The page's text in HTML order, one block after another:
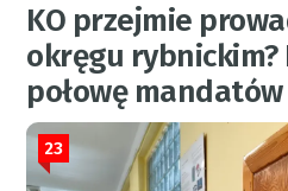
KO przejmie
okręgu rybnickim?
połowę mandatów
23